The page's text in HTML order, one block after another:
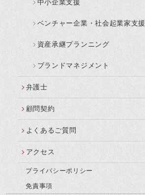
中小企業支援
ベンチャー企業・社会起業家支援
資産承継プランニング
ブランドマネジメント
弁護士
顧問契約
よくあるご質問
アクセス
プライバシーポリシー
免責事項